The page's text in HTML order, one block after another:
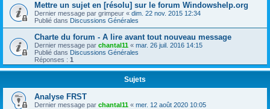
Mettre un sujet en [résolu] sur le forum Windowshelp.org
Dernier message par grimpeur « dim. 22 nov. 2015 12:34
Publié dans Discussions Générales
Charte du forum - A lire avant tout nouveau message
Dernier message par chantal11 « mar. 26 juil. 2016 14:15
Publié dans Discussions Générales
Réponses : 1
Sujets
Analyse FRST
Dernier message par chantal11 « mer. 12 août 2020 10:05